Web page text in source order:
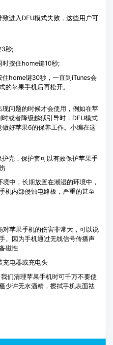
进入DFU模式失败，这些用户可
3秒;
按住home键10秒;
home键30秒，一直到iTunes会
的苹果手机后再松开。
问题的时候才会使用，例如在苹
或者降级越狱引导时，DFU模式
好苹果6的保养工作。小编在这
壳，保护套可以有效保护苹果手
中，长期放置在潮湿的环境中，
机内部侵蚀电路板，严重的甚至
对苹果手机的伤害非常大，可以说
。因为手机通过无线信号传播声
磁性
充电器或充电头
们清理苹果手机时可千万不要使
少许无水酒精，擦拭手机表面祛